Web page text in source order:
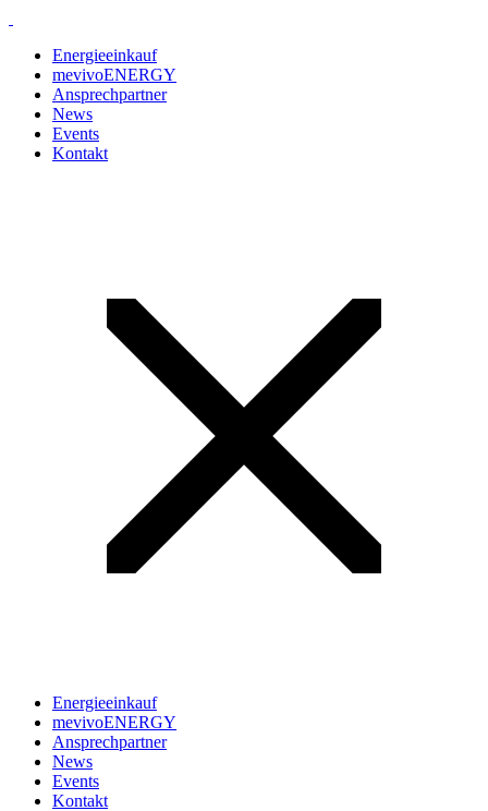
Energieeinkauf
mevivoENERGY
Ansprechpartner
News
Events
Kontakt
Energieeinkauf
mevivoENERGY
Ansprechpartner
News
Events
Kontakt